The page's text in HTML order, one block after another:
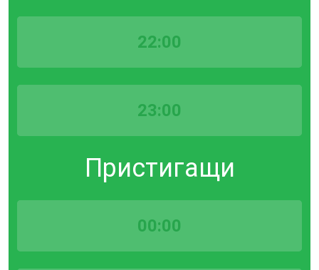
22:00
23:00
Пристигащи
00:00